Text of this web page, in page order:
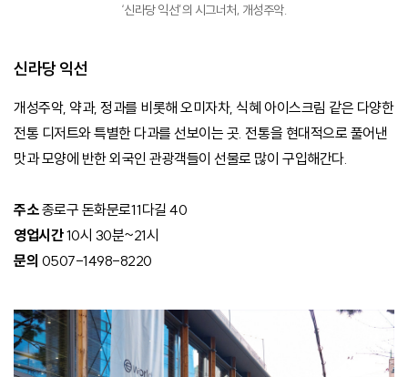
‘신라당 익선’의 시그너처, 개성주악.
신라당 익선
개성주악, 약과, 정과를 비롯해 오미자차, 식혜 아이스크림 같은 다양한
전통 디저트와 특별한 다과를 선보이는 곳. 전통을 현대적으로 풀어낸
맛과 모양에 반한 외국인 관광객들이 선물로 많이 구입해간다.
주소종로구 돈화문로11다길 40
영업시간10시 30분~21시
문의 0507-1498-8220